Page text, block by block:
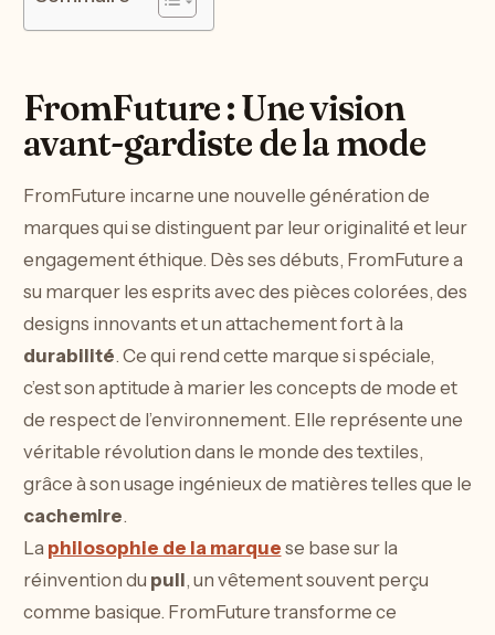
FromFuture : Une vision
avant-gardiste de la mode
FromFuture incarne une nouvelle génération de
marques qui se distinguent par leur originalité et leur
engagement éthique. Dès ses débuts, FromFuture a
su marquer les esprits avec des pièces colorées, des
designs innovants et un attachement fort à la
durabilité. Ce qui rend cette marque si spéciale,
c’est son aptitude à marier les concepts de mode et
de respect de l’environnement. Elle représente une
véritable révolution dans le monde des textiles,
grâce à son usage ingénieux de matières telles que le
cachemire.
La philosophie de la marque se base sur la
réinvention du pull, un vêtement souvent perçu
comme basique. FromFuture transforme ce